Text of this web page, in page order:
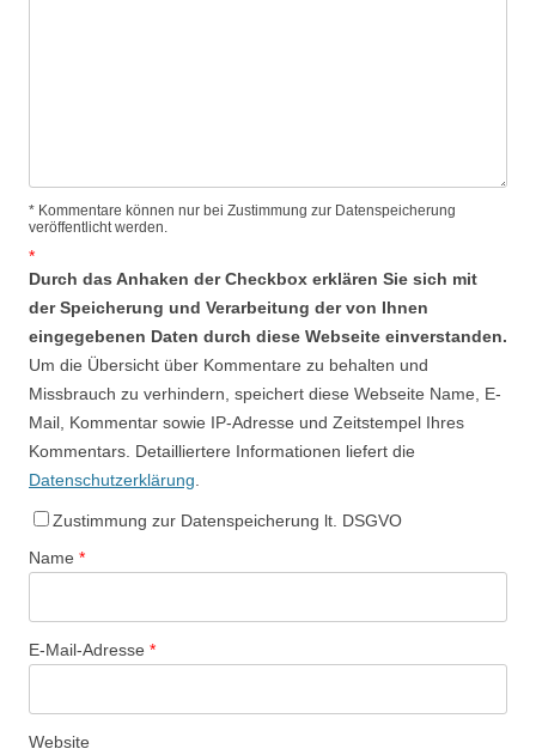
* Kommentare können nur bei Zustimmung zur Datenspeicherung
veröffentlicht werden.
*
Durch das Anhaken der Checkbox erklären Sie sich mit
der Speicherung und Verarbeitung der von Ihnen
eingegebenen Daten durch diese Webseite einverstanden.
Um die Übersicht über Kommentare zu behalten und
Missbrauch zu verhindern, speichert diese Webseite Name, E-
Mail, Kommentar sowie IP-Adresse und Zeitstempel Ihres
Kommentars. Detailliertere Informationen liefert die
Datenschutzerklärung
Zustimmung zur Datenspeicherung lt. DSGVO
Name *
E-Mail-Adresse *
Website